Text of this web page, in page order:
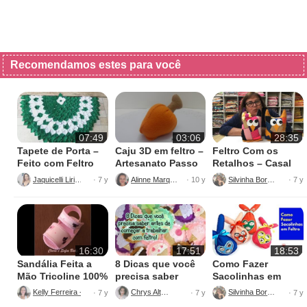
Recomendamos estes para você
07:49
Tapete de Porta –
Feito com Feltro
· 7 y
03:06
Caju 3D em feltro –
Artesanato Passo
a passo com
Alinne Marques
Alinne Marques · 10 y
28:35
Feltro Com os
Retalhos – Casal
de Corujas
· 7 y
16:30
Sandália Feita a
Mão Tricoline 100%
Algodão
Kelly Ferreira - Clara e Sofia Baby
· 7 y
17:51
8 Dicas que você
precisa saber
antes de começar
a trabalhar com
Chrys Altran · 7 y
18:53
Como Fazer
Sacolinhas em
Feltro
Silvinha Borges · 7 y